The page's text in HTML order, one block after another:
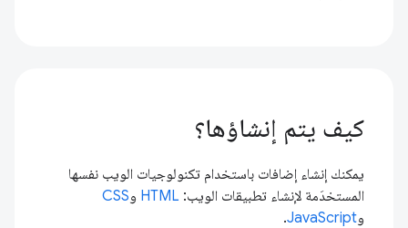
كيف يتم إنشاؤها؟
يمكنك إنشاء إضافات باستخدام تكنولوجيات الويب نفسها
المستخدَمة لإنشاء تطبيقات الويب: HTML وCSS
وJavaScript
.